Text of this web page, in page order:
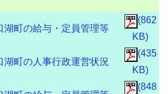
湖町の給与・定員管理等
(862
KB)
湖町の人事行政運営状況
(435
KB)
(848